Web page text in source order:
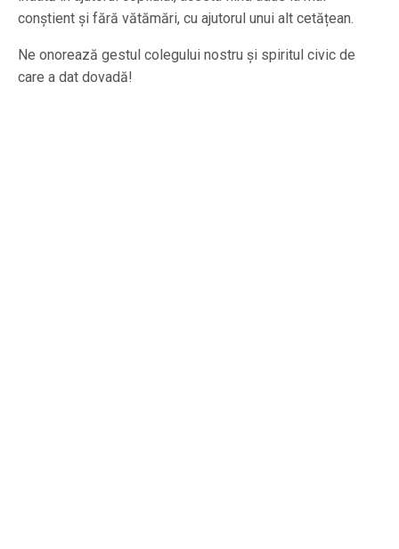
conștient și fără vătămări, cu ajutorul unui alt cetățean.
Ne onorează gestul colegului nostru și spiritul civic de
care a dat dovadă!